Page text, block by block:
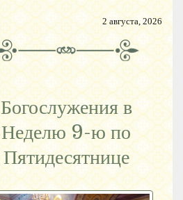
2 августа, 2026
Богослужения в
Неделю 9-ю по
Пятидесятнице